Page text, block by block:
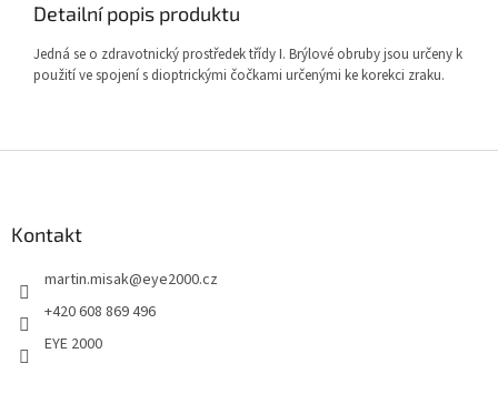
Detailní popis produktu
Jedná se o zdravotnický prostředek třídy I. Brýlové obruby jsou určeny k
použití ve spojení s dioptrickými čočkami určenými ke korekci zraku.
Kontakt
martin.misak@eye2000.cz
+420 608 869 496
EYE 2000